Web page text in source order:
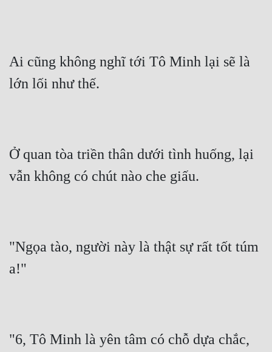
Ai cũng không nghĩ tới Tô Minh lại sẽ là
lớn lối như thế.
Ở quan tòa triền thân dưới tình huống, lại
vẫn không có chút nào che giấu.
"Ngọa tào, người này là thật sự rất tốt túm
a!"
"6, Tô Minh là yên tâm có chỗ dựa chắc,